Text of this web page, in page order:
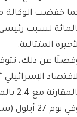
لسبب رئيسي
المتتالية.
عن ذلك،
مع 2.4 بالمائة في سنة 2022 و1.3 بالمائة في سنة 2023”.
وفي يوم